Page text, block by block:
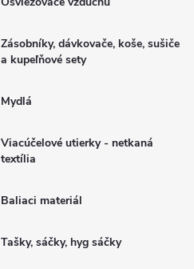
Zásobníky, dávkovače, koše, sušiče
a kupeľňové sety
Mydlá
Viacúčelové utierky - netkaná
textília
Baliaci materiál
Tašky, sáčky, hyg sáčky